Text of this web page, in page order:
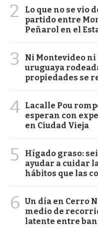
2
Lo que no se vio
partido entre
Peñarol en el
3
Ni Montevideo ni
uruguaya
propiedades se
4 Lacalle Pou
esperan con
en Ciudad Vieja
5
Hígado graso:
ayudar a cuidar
hábitos que las
6 Un día en Cerro
medio de
latente entre